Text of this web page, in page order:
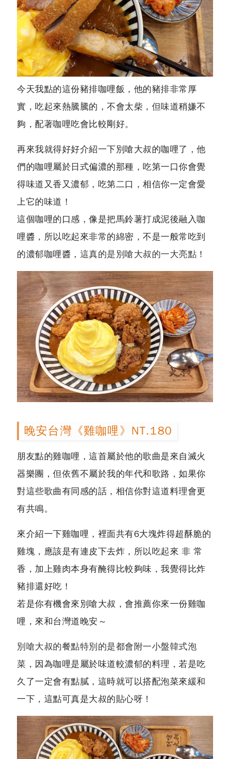
今天我點的這份豬排咖哩飯，他的豬排非常厚
實，吃起來熱騰騰的，不會太柴，但味道稍嫌不
夠，配著咖哩吃會比較剛好。
再來我就得好好介紹一下別嗆大叔的咖哩了，他
們的咖哩屬於日式偏濃的那種，吃第一口你會覺
得味道又香又濃郁，吃第二口，相信你一定會愛
上它的味道！
這個咖哩的口感，像是把馬鈴薯打成泥後融入咖
哩醬，所以吃起來非常的綿密，不是一般常吃到
的濃郁咖哩醬， 這真的是別嗆大叔的一大亮點 ！
晚安台灣《雞咖哩》NT.180
朋友點的雞咖哩，這首屬於他的歌曲是來自滅火
器樂團，但依舊不屬於我的年代和歌路，如果你
對這些歌曲有同感的話，相信你對這道料理會更
有共鳴。
來介紹一下雞咖哩，裡面共有6大塊炸得超酥脆的
雞塊，應該是有連皮下去炸，所以吃起來 非 常
香，加上雞肉本身有醃得比較夠味，我覺得比炸
豬排還好吃！
若是你有機會來別嗆大叔，會推薦你來一份雞咖
哩，來和台灣道晚安～
別嗆大叔的餐點特別的是都會附一小盤韓式泡
菜 ，因為咖哩是屬於味道較濃郁的料理，若是吃
久了一定會有點膩，這時就可以搭配泡菜來緩和
一下，這點可真是大叔的貼心呀！